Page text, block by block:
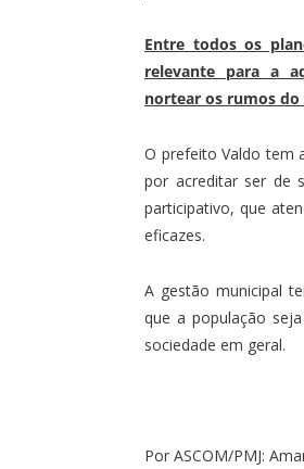
Entre todos os
relevante para a
nortear os rumos
O prefeito Valdo tem
por acreditar ser de
participativo, que
eficazes.
A gestão municipal
que a população
sociedade em geral.
Por ASCOM/PMJ: